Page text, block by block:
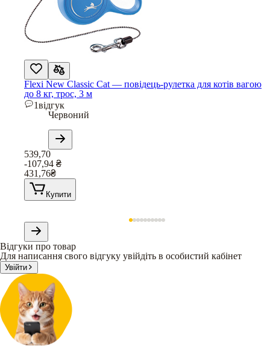
Flexi New Classic Cat — повідець-рулетка для котів вагою
до 8 кг, трос, 3 м
1відгук
Червоний
539,70
-107,94 ₴
431,76₴
Купити
Відгуки про товар
Для написання свого відгуку увійдіть в особистий кабінет
Увійти